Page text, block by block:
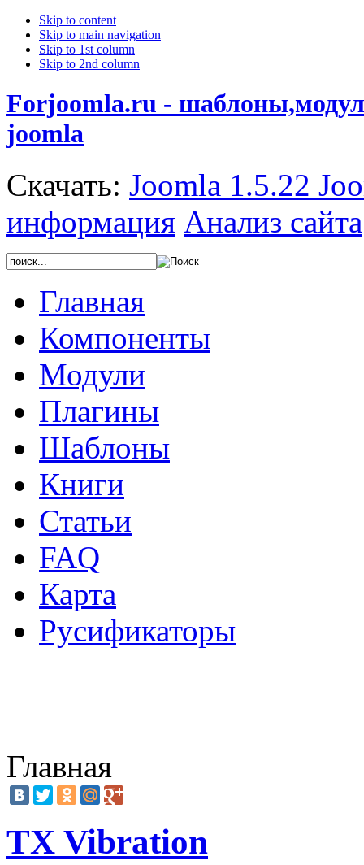
Skip to content
Skip to main navigation
Skip to 1st column
Skip to 2nd column
Forjoomla.ru -
joomla
Скачать: Joomla 1.5.22
информация Анализ сайта
Главная
Компоненты
Модули
Плагины
Шаблоны
Книги
Статьи
FAQ
Карта
Русификаторы
Главная
TX Vibration